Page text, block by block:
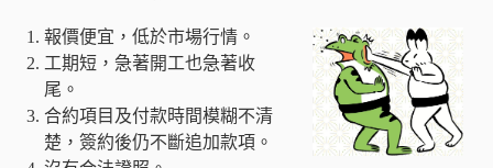
報價便宜，低於市場行情。
工期短，急著開工也急著收
尾。
合約項目及付款時間模糊不清
楚，簽約後仍不斷追加款項。